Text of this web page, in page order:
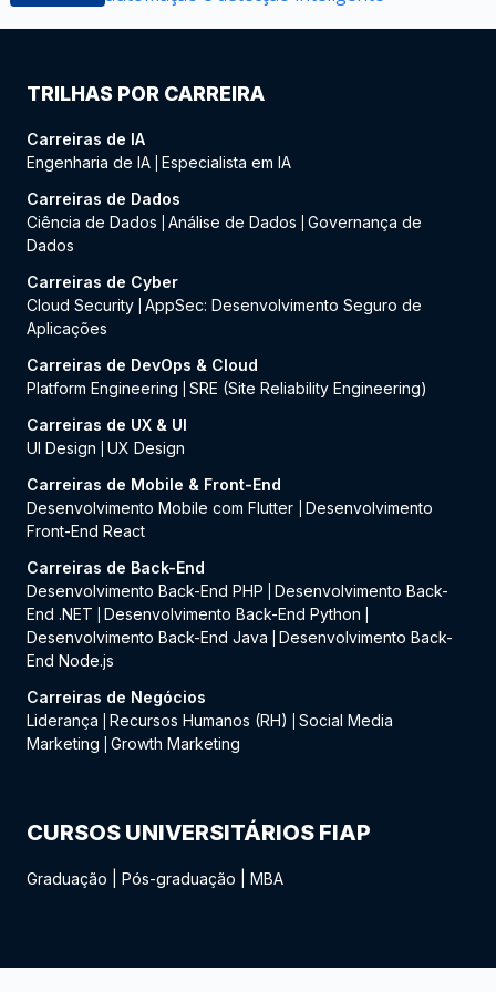
TRILHAS POR CARREIRA
Carreiras de IA
Engenharia de IA Especialista em IA
Carreiras de Dados
Ciência de Dados
Análise de Dados
Governança de
Dados
Carreiras de Cyber
Cloud Security AppSec: Desenvolvimento Seguro de
Aplicações
Carreiras de DevOps & Cloud
Platform Engineering
SRE (Site Reliability Engineering)
Carreiras de UX & UI
UI Design
UX Design
Carreiras de Mobile & Front-End
Desenvolvimento Mobile com Flutter
Desenvolvimento
Front-End React
Carreiras de Back-End
Desenvolvimento Back-End PHP
Desenvolvimento Back-
End .NET
Desenvolvimento Back-End Python
Desenvolvimento Back-End Java
Desenvolvimento Back-
End Node.js
Carreiras de Negócios
Liderança
Recursos Humanos (RH)
Social Media
Marketing
Growth Marketing
CURSOS UNIVERSITÁRIOS FIAP
Graduação Pós-graduação MBA